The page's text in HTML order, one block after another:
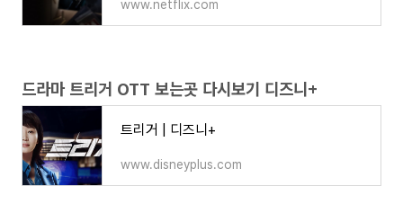
www.netflix.com
드라마 트리거 OTT 보는곳 다시보기 디즈니+
트리거 | 디즈니+
www.disneyplus.com